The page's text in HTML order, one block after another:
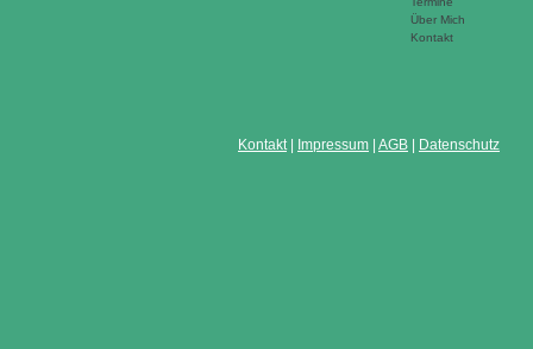
Über Mich
Kontakt
Kontakt| Impressum AGB Datenschutz